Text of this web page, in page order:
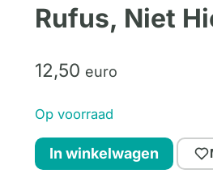
Rufus, Niet
12,50 euro
Op voorraad
Rufus,
Niet
In winkelwagen